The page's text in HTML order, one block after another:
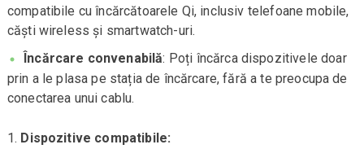
compatibile cu încărcătoarele Qi, inclusiv telefoane mobile,
căști wireless și smartwatch-uri.
Încărcare convenabilă: Poți încărca dispozitivele doar
prin a le plasa pe stația de încărcare, fără a te preocupa de
conectarea unui cablu.
Dispozitive compatibile: